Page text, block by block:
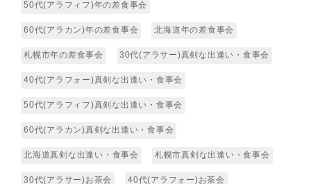
50代(アラフィフ)年の差食事会
60代(アラカン)年の差食事会 北海道年の差食事会
札幌市年の差食事会 30代(アラサー)真剣な出逢い・食事会
40代(アラフォー)真剣な出逢い・食事会
50代(アラフィフ)真剣な出逢い・食事会
60代(アラカン)真剣な出逢い・食事会
北海道真剣な出逢い・食事会 札幌市真剣な出逢い・食事会
30代(アラサー)お茶会 40代(アラフォー)お茶会